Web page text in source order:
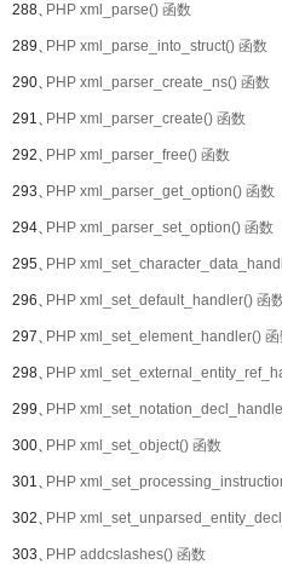
288、PHP xml_parse() 函数
289、PHP xml_parse_into_struct() 函数
290、PHP xml_parser_create_ns() 函数
291、PHP xml_parser_create() 函数
292、PHP xml_parser_free() 函数
293、PHP xml_parser_get_option() 函数
294、PHP xml_parser_set_option() 函数
295、PHP
296、PHP xml_set_default_handler() 函
297、PHP xml_set_element_handler() 函
298、PHP
299、PHP
300、PHP xml_set_object() 函数
301、PHP
302、PHP
303、PHP addcslashes() 函数